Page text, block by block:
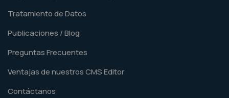
Tratamiento de Datos
Publicaciones / Blog
Preguntas Frecuentes
Ventajas de nuestros CMS Editor
Contáctanos